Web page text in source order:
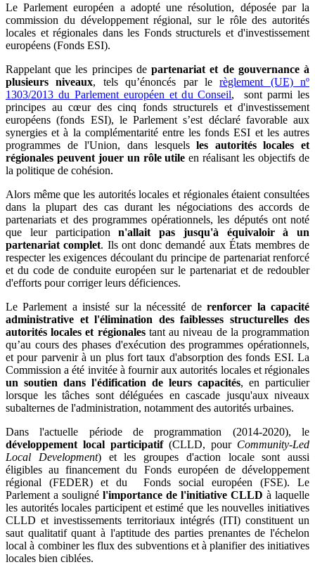
Le Parlement européen a adopté une résolution, déposée par la
commission du développement régional, sur le rôle des autorités
locales et régionales dans les Fonds structurels et d'investissement
européens (Fonds ESI).
Rappelant que les principes departenariat et de gouvernance à
plusieurs niveaux, tels qu’énoncés par lerèglement (UE) nº
1303/2013 du Parlement européen et du Conseil, sont parmi les
principes au cœur des cinq fonds structurels et d'investissement
européens (fonds ESI), le Parlement s’est déclaré favorable aux
synergies et à la complémentarité entre les fonds ESI et les autres
programmes de l'Union, dans lesquelsles autorités locales et
régionales peuvent jouer un rôle utile en réalisant les objectifs de
la politique de cohésion.
Alors même que les autorités locales et régionales étaient consultées
dans la plupart des cas durant les négociations des accords de
partenariats et des programmes opérationnels, les députés ont noté
que leur participationn'allait pas jusqu'à équivaloir à un
partenariat complet. Ils ont donc demandé aux États membres de
respecter les exigences découlant du principe de partenariat renforcé
et du code de conduite européen sur le partenariat et de redoubler
d'efforts pour corriger leurs déficiences.
Le Parlement a insisté sur la nécessité derenforcer la capacité
administrative et l'élimination des faiblesses structurelles des
autorités locales et régionalestant au niveau de la programmation
qu’au cours des phases d'exécution des programmes opérationnels,
et pour parvenir à un plus fort taux d'absorption des fonds ESI. La
Commission a été invitée à fournir aux autorités locales et régionales
un soutien dans l'édification de leurs capacités, en particulier
lorsque les tâches sont déléguées en cascade jusqu'aux niveaux
subalternes de l'administration, notamment des autorités urbaines.
Dans l'actuelle période de programmation (2014-2020), le
développement local participatif(CLLD, pour Community-Led
Local Development) et les groupes d'action locale sont aussi
éligibles au financement du Fonds européen de développement
régional (FEDER) et du Fonds social européen (FSE). Le
Parlement a souligné l'importance de l'initiative CLLD à laquelle
les autorités locales participent et estimé que les nouvelles initiatives
CLLD et investissements territoriaux intégrés (ITI) constituent un
saut qualitatif quant à l'aptitude des parties prenantes de l'échelon
local à combiner les flux des subventions et à planifier des initiatives
locales bien ciblées.